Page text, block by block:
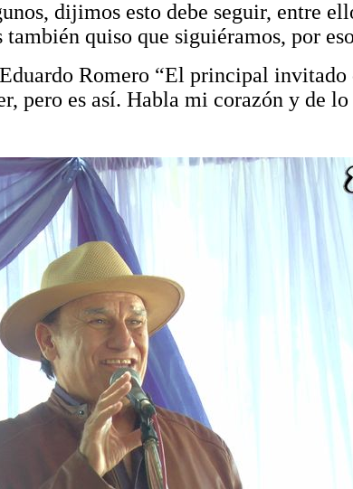
dijimos esto debe seguir, entre
quiso que siguiéramos, por
Romero “El principal invitado
pero es así. Habla mi corazón y de